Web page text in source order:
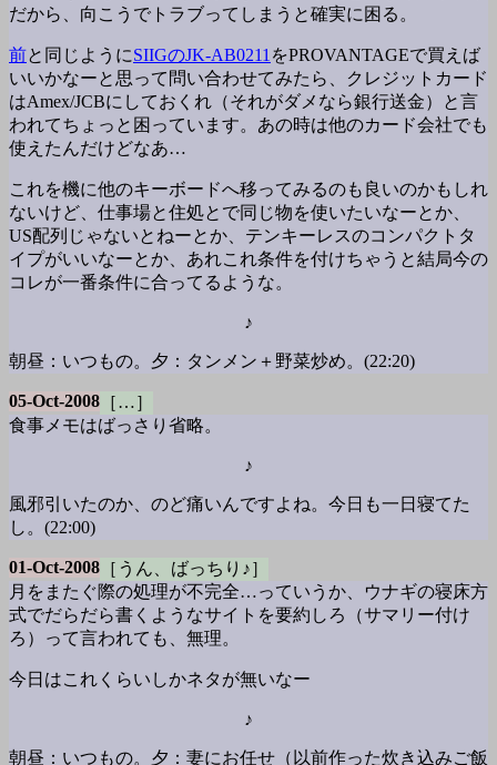
だから、向こうでトラブってしまうと確実に困る。
前と同じようにSIIGのJK-AB0211 をPROVANTAGEで買えば
いいかなーと思って問い合わせてみたら、クレジットカード
はAmex/JCBにしておくれ（それがダメなら銀行送金）と言
われてちょっと困っています。あの時は他のカード会社でも
使えたんだけどなあ…
これを機に他のキーボードへ移ってみるのも良いのかもしれ
ないけど、仕事場と住処とで同じ物を使いたいなーとか、
US配列じゃないとねーとか、テンキーレスのコンパクトタ
イプがいいなーとか、あれこれ条件を付けちゃうと結局今の
コレが一番条件に合ってるような。
♪
朝昼：いつもの。夕：タンメン＋野菜炒め。(22:20)
05-Oct-2008 ［…］
食事メモはばっさり省略。
♪
風邪引いたのか、のど痛いんですよね。今日も一日寝てた
し。(22:00)
01-Oct-2008 ［うん、ばっちり♪］
月をまたぐ際の処理が不完全…っていうか、ウナギの寝床方
式でだらだら書くようなサイトを要約しろ（サマリー付け
ろ）って言われても、無理。
今日はこれくらいしかネタが無いなー
♪
朝昼：いつもの。夕：妻にお任せ（以前作った炊き込みご飯